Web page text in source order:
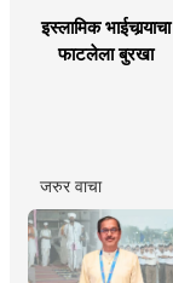
इस्लामिक भाईचार्‍याचा
फाटलेला बुरखा
जरुर वाचा